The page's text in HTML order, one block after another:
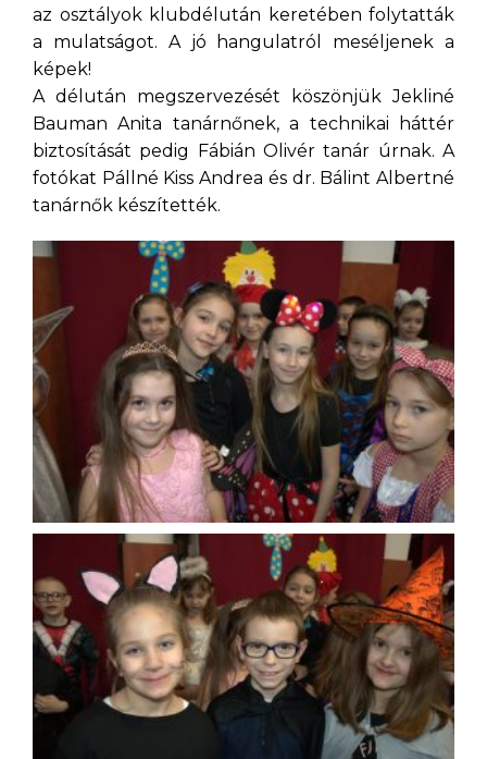
az osztályok klubdélután keretében folytatták
a mulatságot. A jó hangulatról meséljenek a
képek!
A délután megszervezését köszönjük Jekliné
Bauman Anita tanárnőnek, a technikai háttér
biztosítását pedig Fábián Olivér tanár úrnak. A
fotókat Pállné Kiss Andrea és dr. Bálint Albertné
tanárnők készítették.